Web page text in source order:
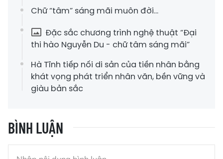
Chữ “tâm” sáng mãi muôn đời...
Đặc sắc chương trình nghệ thuật “Đại
thi hào Nguyễn Du - chữ tâm sáng mãi”
Hà Tĩnh tiếp nối di sản của tiền nhân bằng
khát vọng phát triển nhân văn, bền vững và
giàu bản sắc
BÌNH LUẬN